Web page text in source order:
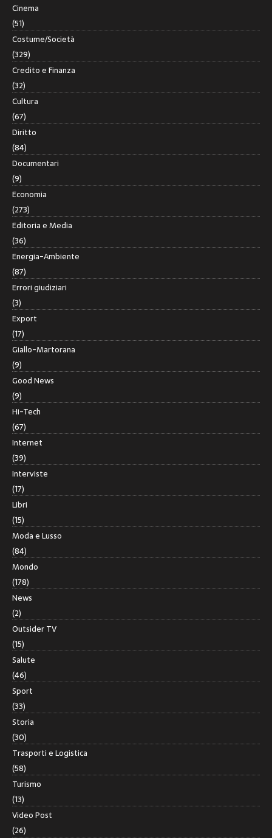
Cinema
(51)
Costume/Società
(329)
Credito e Finanza
(32)
Cultura
(67)
Diritto
(84)
Documentari
(9)
Economia
(273)
Editoria e Media
(36)
Energia-Ambiente
(87)
Errori giudiziari
(3)
Export
(17)
Giallo-Martorana
(9)
Good News
(9)
Hi-Tech
(67)
Internet
(39)
Interviste
(17)
Libri
(15)
Moda e Lusso
(84)
Mondo
(178)
News
(2)
Outsider TV
(15)
Salute
(46)
Sport
(33)
Storia
(30)
Trasporti e Logistica
(58)
Turismo
(13)
Video Post
(26)